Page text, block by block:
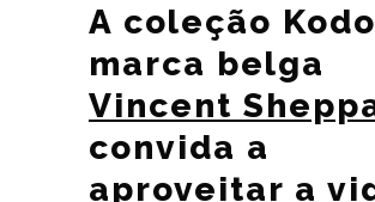
A coleção
marca belga
Vincent
convida a
aproveitar a